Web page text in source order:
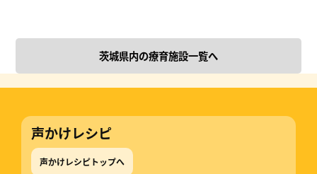
茨城県内の療育施設一覧へ
声かけレシピ
声かけレシピトップへ